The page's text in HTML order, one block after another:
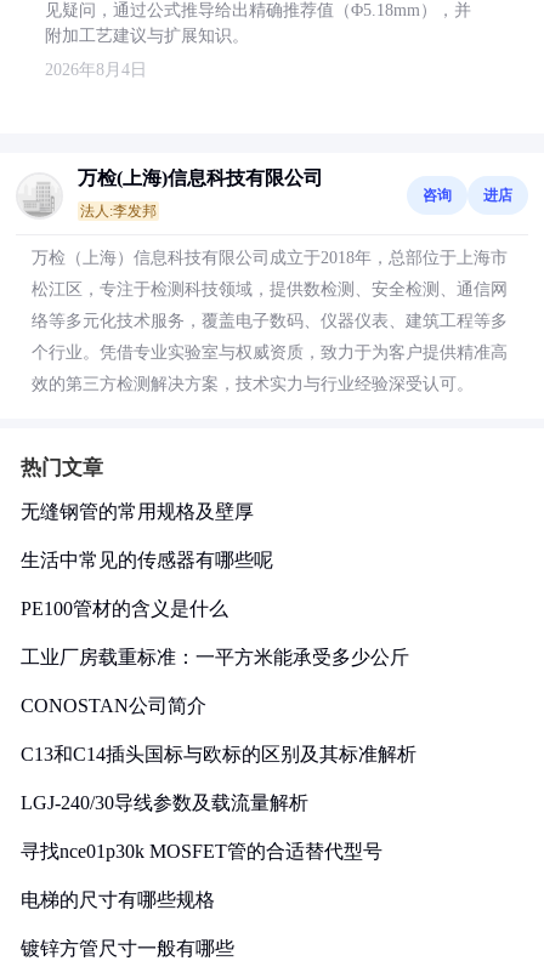
见疑问，通过公式推导给出精确推荐值（Φ5.18mm），并
附加工艺建议与扩展知识。
2026年8月4日
万检(上海)信息科技有限公司
法人:李发邦
咨询 进店
万检（上海）信息科技有限公司成立于2018年，总部位于上海市
松江区，专注于检测科技领域，提供数检测、安全检测、通信网
络等多元化技术服务，覆盖电子数码、仪器仪表、建筑工程等多
个行业。凭借专业实验室与权威资质，致力于为客户提供精准高
效的第三方检测解决方案，技术实力与行业经验深受认可。
热门文章
无缝钢管的常用规格及壁厚
生活中常见的传感器有哪些呢
PE100管材的含义是什么
工业厂房载重标准：一平方米能承受多少公斤
CONOSTAN公司简介
C13和C14插头国标与欧标的区别及其标准解析
LGJ-240/30导线参数及载流量解析
寻找nce01p30k MOSFET管的合适替代型号
电梯的尺寸有哪些规格
镀锌方管尺寸一般有哪些